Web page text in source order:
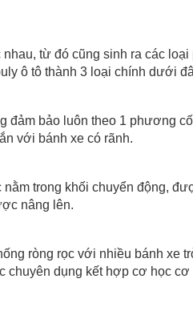
từ đó cũng sinh ra các
ô tô thành 3 loại chính dưới
đảm bảo luôn theo 1 phương
với bánh xe có rãnh.
trong khối chuyển động,
nâng lên.
ròng rọc với nhiều bánh xe
chuyên dụng kết hợp cơ học